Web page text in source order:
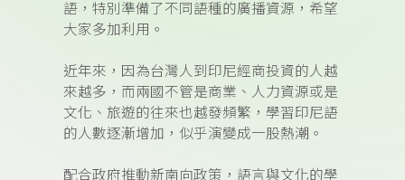
語，特別準備了不同語種的廣播資源，希望
大家多加利用。
近年來，因為台灣人到印尼經商投資的人越
來越多，而兩國不管是商業、人力資源或是
文化、旅遊的往來也越發頻繁，學習印尼語
的人數逐漸增加，似乎演變成一股熱潮。
配合政府推動新南向政策，語言與文化的學